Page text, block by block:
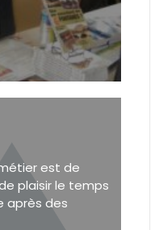
est de
plaisir le temps
après des